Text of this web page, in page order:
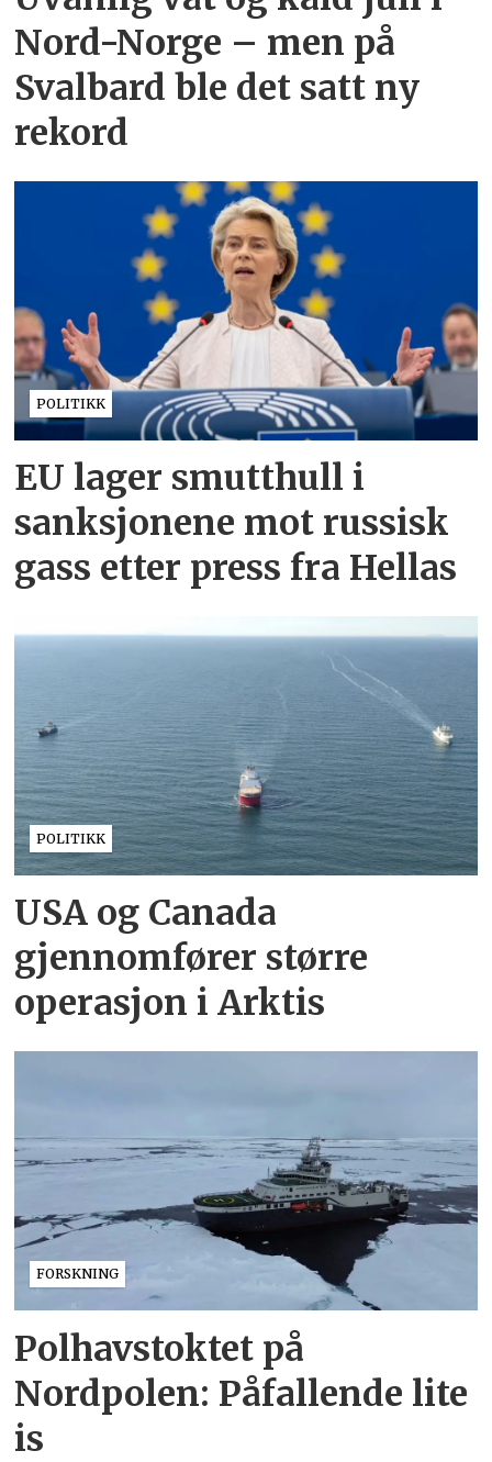
Nord-Norge – men på
Svalbard ble det satt ny
rekord
POLITIKK
EU lager smutthull i
sanksjonene mot russisk
gass etter press fra Hellas
POLITIKK
USA og Canada
gjennomfører større
operasjon i Arktis
FORSKNING
Polhavstoktet på
Nordpolen: Påfallende lite
is